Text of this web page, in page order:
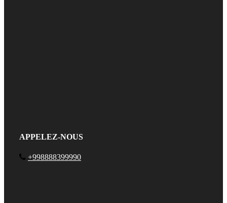
APPELEZ-NOUS
+998888399990